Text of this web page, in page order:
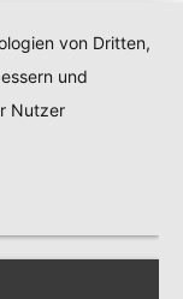
von Dritten,
und
Nutzer